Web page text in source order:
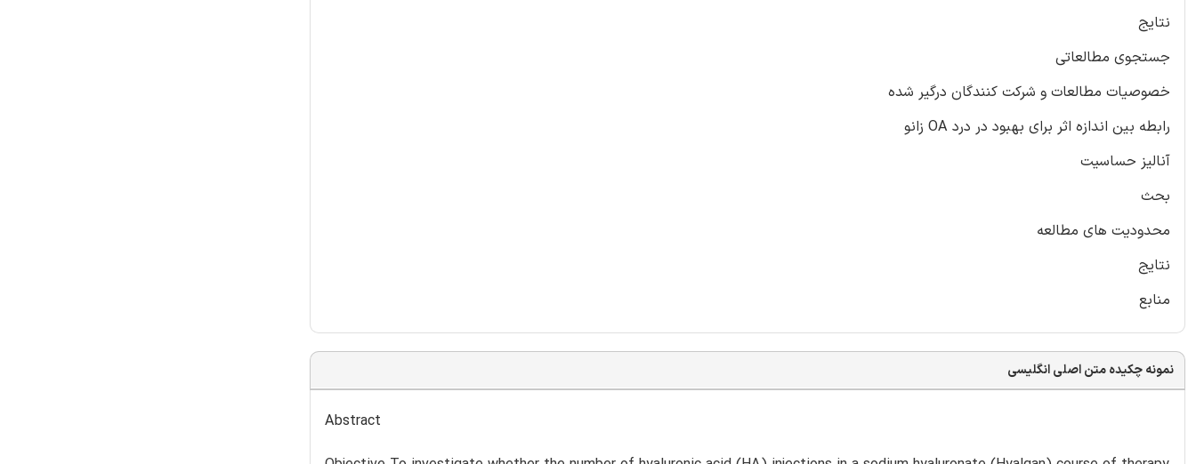
نتایج
جستجوی مطالعاتی
خصوصیات مطالعات و شرکت کنندگان درگیر شده
رابطه بین اندازه اثر برای بهبود در درد OA زانو
آنالیز حساسیت
بحث
محدودیت های مطالعه
نتایج
منابع
نمونه چکیده متن اصلی انگلیسی
Abstract